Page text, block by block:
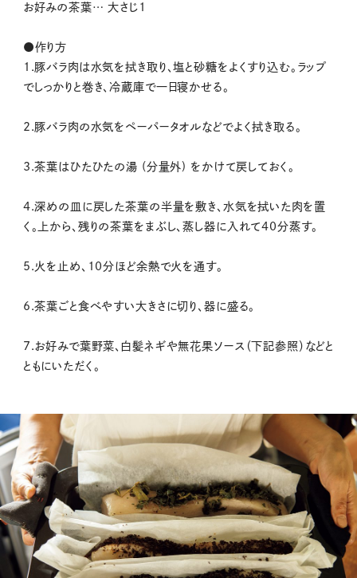
お好みの茶葉… 大さじ1
●作り方
1.豚バラ肉は水気を拭き取り、塩と砂糖をよくすり込む。ラップ
でしっかりと巻き、冷蔵庫で一日寝かせる。
2.豚バラ肉の水気をペーパータオルなどでよく拭き取る。
3.茶葉はひたひたの湯 (分量外) をかけて戻しておく。
4.深めの皿に戻した茶葉の半量を敷き、水気を拭いた肉を置
く。上から、残りの茶葉をまぶし、蒸し器に入れて40分蒸す。
5.火を止め、10分ほど余熱で火を通す。
6.茶葉ごと食べやすい大きさに切り、器に盛る。
7.お好みで葉野菜、白髪ネギや無花果ソース（下記参照）などと
ともにいただく。